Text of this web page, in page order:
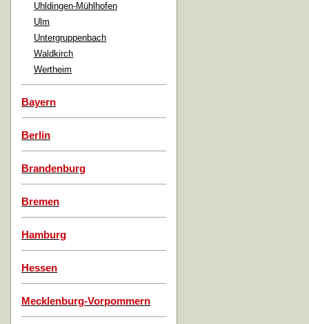
Uhldingen-Mühlhofen
Ulm
Untergruppenbach
Waldkirch
Wertheim
Bayern
Berlin
Brandenburg
Bremen
Hamburg
Hessen
Mecklenburg-Vorpommern